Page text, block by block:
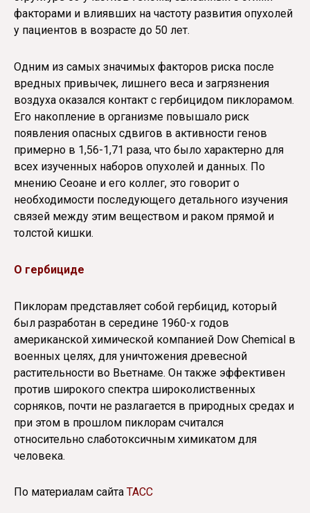
факторами и влиявших на частоту развития опухолей
у пациентов в возрасте до 50 лет.
Одним из самых значимых факторов риска после
вредных привычек, лишнего веса и загрязнения
воздуха оказался контакт с гербицидом пиклорамом.
Его накопление в организме повышало риск
появления опасных сдвигов в активности генов
примерно в 1,56-1,71 раза, что было характерно для
всех изученных наборов опухолей и данных. По
мнению Сеоане и его коллег, это говорит о
необходимости последующего детального изучения
связей между этим веществом и раком прямой и
толстой кишки.
О гербициде
Пиклорам представляет собой гербицид, который
был разработан в середине 1960-х годов
американской химической компанией Dow Chemical в
военных целях, для уничтожения древесной
растительности во Вьетнаме. Он также эффективен
против широкого спектра широколиственных
сорняков, почти не разлагается в природных средах и
при этом в прошлом пиклорам считался
относительно слаботоксичным химикатом для
человека.
По материалам сайта ТАСС